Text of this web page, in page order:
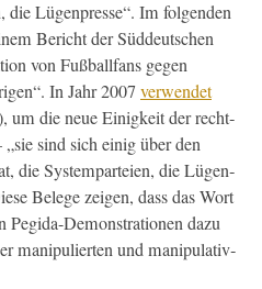
die Lügen­presse“. Im fol­gen­den
Bericht der Süd­deutschen
von Fußball­fans gegen
In Jahr 2007ver­wen­det
um die neue Einigkeit der recht­
sind sich einig über den
die Sys­tem­parteien, die Lügen­
Belege zeigen, dass das Wort
Pegi­da-Demon­stra­tio­nen dazu
manip­ulierten und manip­u­la­tiv­